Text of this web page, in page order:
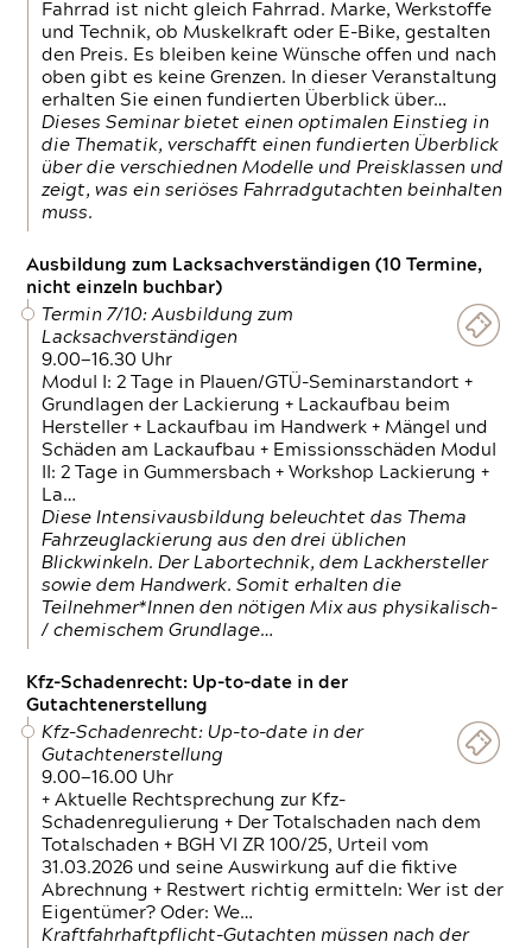
Fahrrad ist nicht gleich Fahrrad. Marke, Werkstoffe
und Technik, ob Muskelkraft oder E-Bike, gestalten
den Preis. Es bleiben keine Wünsche offen und nach
oben gibt es keine Grenzen. In dieser Veranstaltung
erhalten Sie einen fundierten Überblick über…
Dieses Seminar bietet einen optimalen Einstieg in
die Thematik, verschafft einen fundierten Überblick
über die verschiednen Modelle und Preisklassen und
zeigt, was ein seriöses Fahrradgutachten beinhalten
muss.
Ausbildung zum Lacksachverständigen (10 Termine,
nicht einzeln buchbar)
Termin 7/10: Ausbildung zum
Lacksachverständigen
9.00—16.30 Uhr
Modul I: 2 Tage in Plauen/GTÜ-Seminarstandort +
Grundlagen der Lackierung + Lackaufbau beim
Hersteller + Lackaufbau im Handwerk + Mängel und
Schäden am Lackaufbau + Emissionsschäden Modul
II: 2 Tage in Gummersbach + Workshop Lackierung +
La…
Diese Intensivausbildung beleuchtet das Thema
Fahrzeuglackierung aus den drei üblichen
Blickwinkeln. Der Labortechnik, dem Lackhersteller
sowie dem Handwerk. Somit erhalten die
Teilnehmer*Innen den nötigen Mix aus physikalisch-
/ chemischem Grundlage…
Kfz-Schadenrecht: Up-to-date in der
Gutachtenerstellung
Kfz-Schadenrecht: Up-to-date in der
Gutachtenerstellung
9.00—16.00 Uhr
+ Aktuelle Rechtsprechung zur Kfz-
Schadenregulierung + Der Totalschaden nach dem
Totalschaden + BGH VI ZR 100/25, Urteil vom
31.03.2026 und seine Auswirkung auf die fiktive
Abrechnung + Restwert richtig ermitteln: Wer ist der
Eigentümer? Oder: We…
Kraftfahrhaftpflicht-Gutachten müssen nach der